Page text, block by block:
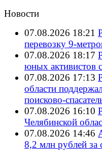
Новости
07.08.2026 18:21
перевозку 9-
07.08.2026 18:17
юных активистов
07.08.2026 17:13
области
07.08.2026 16:10
Челябинской
07.08.2026 14:46
8,2 млн рублей за